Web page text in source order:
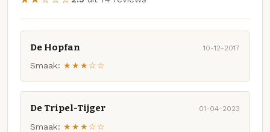
De Hopfan 10-12-2017
Smaak: ★★★☆☆
De Tripel-Tijger 01-04-2023
Smaak: ★★★☆☆